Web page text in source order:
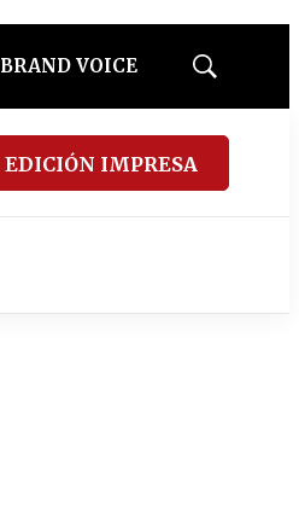
BRAND VOICE
Mostrar
EDICIÓN IMPRESA